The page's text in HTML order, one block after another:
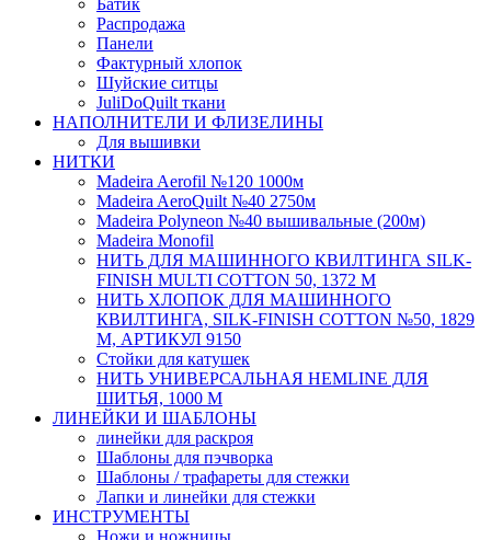
Батик
Распродажа
Панели
Фактурный хлопок
Шуйские ситцы
JuliDoQuilt ткани
НАПОЛНИТЕЛИ И ФЛИЗЕЛИНЫ
Для вышивки
НИТКИ
Madeira Aerofil №120 1000м
Madeira AeroQuilt №40 2750м
Madeira Polyneon №40 вышивальные (200м)
Мadeira Monofil
НИТЬ ДЛЯ МАШИННОГО КВИЛТИНГА SILK-
FINISH MULTI COTTON 50, 1372 М
НИТЬ ХЛОПОК ДЛЯ МАШИННОГО
КВИЛТИНГА, SILK-FINISH COTTON №50, 1829
М, АРТИКУЛ 9150
Стойки для катушек
НИТЬ УНИВЕРСАЛЬНАЯ HEMLINE ДЛЯ
ШИТЬЯ, 1000 М
ЛИНЕЙКИ И ШАБЛОНЫ
линейки для раскроя
Шаблоны для пэчворка
Шаблоны / трафареты для стежки
Лапки и линейки для стежки
ИНСТРУМЕНТЫ
Ножи и ножницы